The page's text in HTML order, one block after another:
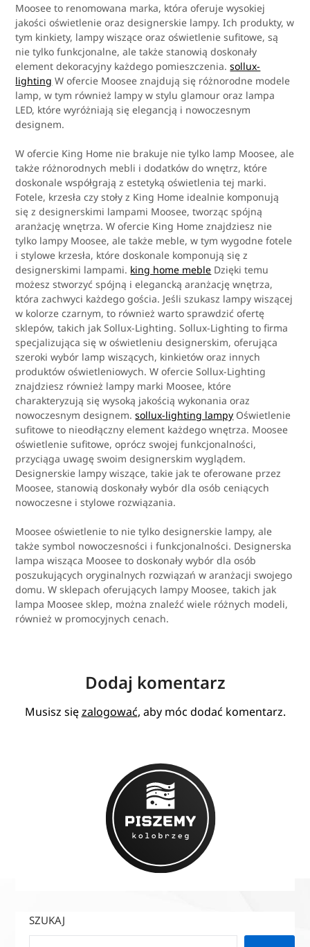
Moosee to renomowana marka, która oferuje wysokiej
jakości oświetlenie oraz designerskie lampy. Ich produkty, w
tym kinkiety, lampy wiszące oraz oświetlenie sufitowe, są
nie tylko funkcjonalne, ale także stanowią doskonały
element dekoracyjny każdego pomieszczenia.sollux-
lighting W ofercie Moosee znajdują się różnorodne modele
lamp, w tym również lampy w stylu glamour oraz lampa
LED, które wyróżniają się elegancją i nowoczesnym
designem.
W ofercie King Home nie brakuje nie tylko lamp Moosee, ale
także różnorodnych mebli i dodatków do wnętrz, które
doskonale współgrają z estetyką oświetlenia tej marki.
Fotele, krzesła czy stoły z King Home idealnie komponują
się z designerskimi lampami Moosee, tworząc spójną
aranżację wnętrza. W ofercie King Home znajdziesz nie
tylko lampy Moosee, ale także meble, w tym wygodne fotele
i stylowe krzesła, które doskonale komponują się z
designerskimi lampami. king home meble Dzięki temu
możesz stworzyć spójną i elegancką aranżację wnętrza,
która zachwyci każdego gościa. Jeśli szukasz lampy wiszącej
w kolorze czarnym, to również warto sprawdzić ofertę
sklepów, takich jak Sollux-Lighting. Sollux-Lighting to firma
specjalizująca się w oświetleniu designerskim, oferująca
szeroki wybór lamp wiszących, kinkietów oraz innych
produktów oświetleniowych. W ofercie Sollux-Lighting
znajdziesz również lampy marki Moosee, które
charakteryzują się wysoką jakością wykonania oraz
nowoczesnym designem.sollux-lighting lampy Oświetlenie
sufitowe to nieodłączny element każdego wnętrza. Moosee
oświetlenie sufitowe, oprócz swojej funkcjonalności,
przyciąga uwagę swoim designerskim wyglądem.
Designerskie lampy wiszące, takie jak te oferowane przez
Moosee, stanowią doskonały wybór dla osób ceniących
nowoczesne i stylowe rozwiązania.
Moosee oświetlenie to nie tylko designerskie lampy, ale
także symbol nowoczesności i funkcjonalności. Designerska
lampa wisząca Moosee to doskonały wybór dla osób
poszukujących oryginalnych rozwiązań w aranżacji swojego
domu. W sklepach oferujących lampy Moosee, takich jak
lampa Moosee sklep, można znaleźć wiele różnych modeli,
również w promocyjnych cenach.
Dodaj komentarz
Musisz sięzalogować, aby móc dodać komentarz.
SZUKAJ